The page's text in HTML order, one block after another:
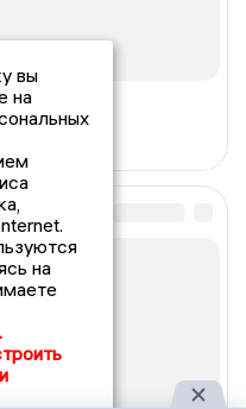
вы
на
на